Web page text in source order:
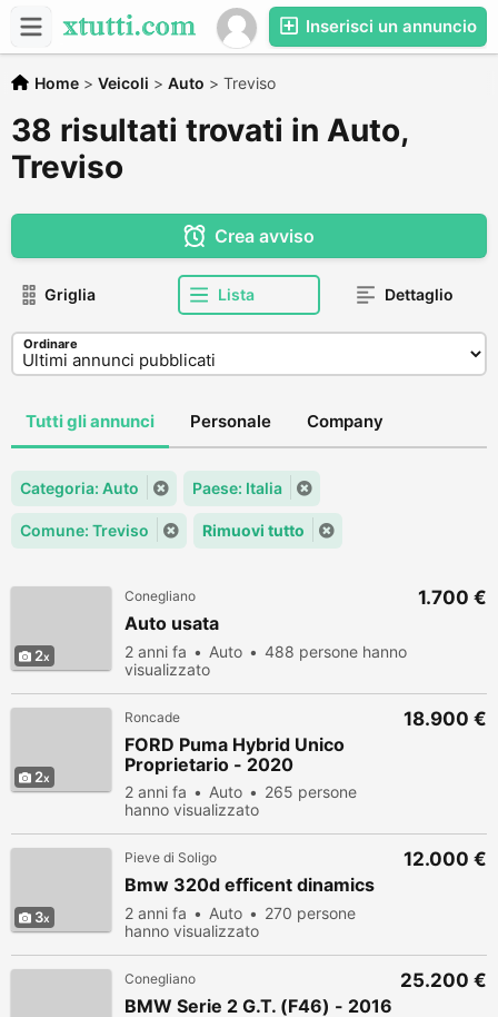
Inserisci un annuncio
Home > Veicoli > Auto > Treviso
38 risultati trovati in Auto,
Treviso
Crea avviso
Griglia Lista Dettaglio
Ordinare
Tutti gli annunci Personale Company
Categoria: Auto Paese: Italia
Comune: Treviso Rimuovi tutto
2
Conegliano
Auto usata
2 anni fa Auto
488 persone hanno
visualizzato
1.700 €
2
Roncade
FORD Puma Hybrid Unico
Proprietario - 2020
2 anni fa Auto
265 persone
hanno visualizzato
18.900 €
3
Pieve di Soligo
Bmw 320d efficent dinamics
2 anni fa Auto
270 persone
hanno visualizzato
12.000 €
Conegliano
BMW Serie 2 G.T. (F46) - 2016
25.200 €